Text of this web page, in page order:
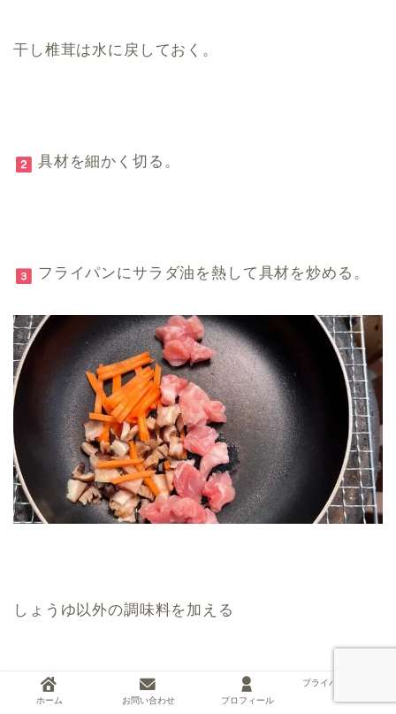
干し椎茸は水に戻しておく。
具材を細かく切る。
フライパンにサラダ油を熱して具材を炒める。
しょうゆ以外の調味料を加える
ホーム お問い合わせ プロフィール
プライバシーポリシー